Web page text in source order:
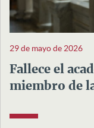
29 de mayo de 2026
Fallece el
miembro de